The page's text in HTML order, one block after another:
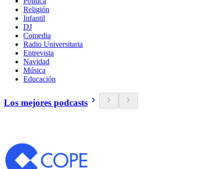
Religión
Infantil
DJ
Comedia
Radio Universitaria
Entrevista
Navidad
Música
Educación
Los mejores podcasts